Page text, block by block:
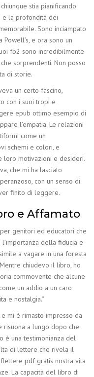
stia pianificando
e la profondità dei
Sono inciampato
e ora sono un
fb2 sono incredibilmente
sorprendenti. Non posso
di storie.
un certo fascino,
con i suoi tropi e
epub ottimo esempio di
l’empatia. Le relazioni
come un
schemi e colori, e
loro motivazioni e desideri.
che mi ha lasciato
con un senso di
finito di leggere.
e Affamato
genitori ed educatori che
della fiducia e
a vagare in una foresta
chiudevo il libro, ho
commovente che alcune
un addio a un caro
e nostalgia.”
mi è rimasto impresso da
risuona a lungo dopo che
è una testimonianza del
di lettere che rivela il
pdf gratis nostra vita
La capacità del libro di